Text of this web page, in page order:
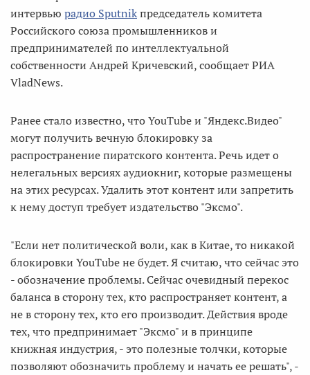
интервью радио Sputnikпредседатель комитета
Российского союза промышленников и
предпринимателей по интеллектуальной
собственности Андрей Кричевский, сообщает РИА
VladNews.
Ранее стало известно, что YouTube и "Яндекс.Видео"
могут получить вечную блокировку за
распространение пиратского контента. Речь идет о
нелегальных версиях аудиокниг, которые размещены
на этих ресурсах. Удалить этот контент или запретить
к нему доступ требует издательство "Эксмо".
"Если нет политической воли, как в Китае, то никакой
блокировки YouTube не будет. Я считаю, что сейчас это
- обозначение проблемы. Сейчас очевидный перекос
баланса в сторону тех, кто распространяет контент, а
не в сторону тех, кто его производит. Действия вроде
тех, что предпринимает "Эксмо" и в принципе
книжная индустрия, - это полезные толчки, которые
позволяют обозначить проблему и начать ее решать", -